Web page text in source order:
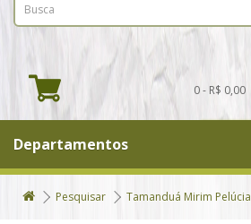
0 - R$ 0,00
Departamentos
Pesquisar Tamanduá Mirim Pelúcia